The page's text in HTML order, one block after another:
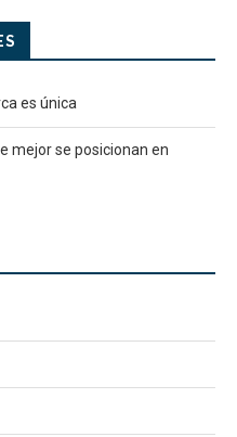
es única
mejor se posicionan en